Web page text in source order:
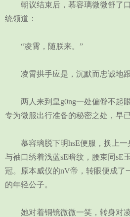
朝议结束后，慕容璃微微舒了口
统领道：
“凌霄，随朕来。”
凌霄拱手应是，沉默而忠诚地跟
两人来到皇g0ng一处偏僻不起
专为微服出行准备的秘密之处，早
慕容璃脱下明hsE便服，换上一
与袖口绣着浅蓝sE暗纹，腰束同sE
冠。原本威仪的nV帝，转眼便成了
的年轻公子。
她对着铜镜微微一笑，转身对凌